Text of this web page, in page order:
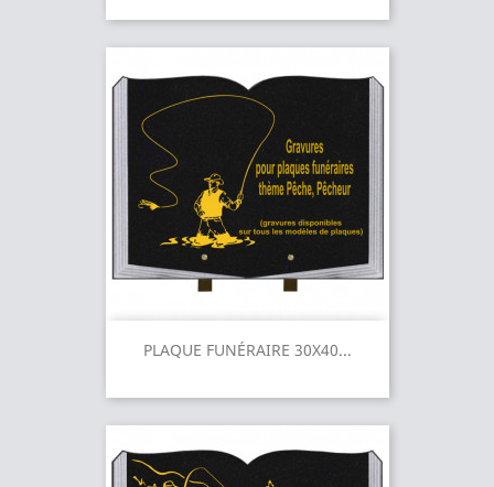
PLAQUE FUNÉRAIRE 30X40...